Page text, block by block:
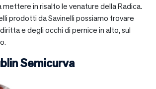
in risalto le venature della Radica.
prodotti da Savinelli possiamo trovare
e degli occhi di pernice in alto, sul
Semicurva